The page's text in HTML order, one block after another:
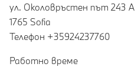
ул. Околовръстен път 243 А
1765 Sofia
Teлефон +35924237760
Работно време